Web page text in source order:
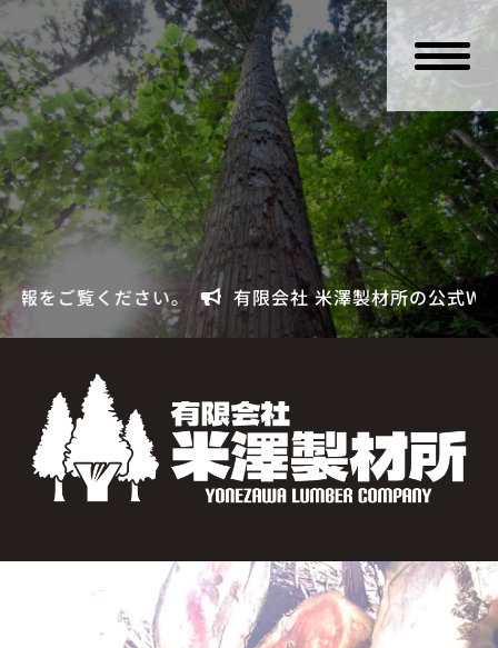
ください。 有限会社 米澤製材所の公式WEBサイト